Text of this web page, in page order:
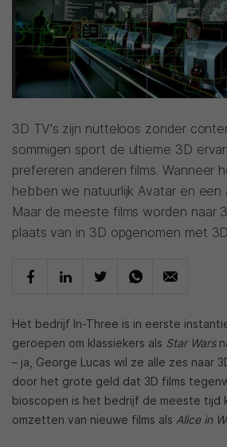
3D TV's zijn nutteloos zonder
sommigen sport de ultieme 3D
prefereren anderen films. Wanneer
hebben we natuurlijk Avatar en een
Maar de meeste films worden naar
plaats van in 3D opgenomen met
Het bedrijf In-Three is in eerste
geroepen om klassiekers als Star Wars
– ja, George Lucas wil ze alle zes naar
door het grote geld dat 3D films
bioscopen is het bedrijf de meeste tijd
omzetten van nieuwe films als Alice in